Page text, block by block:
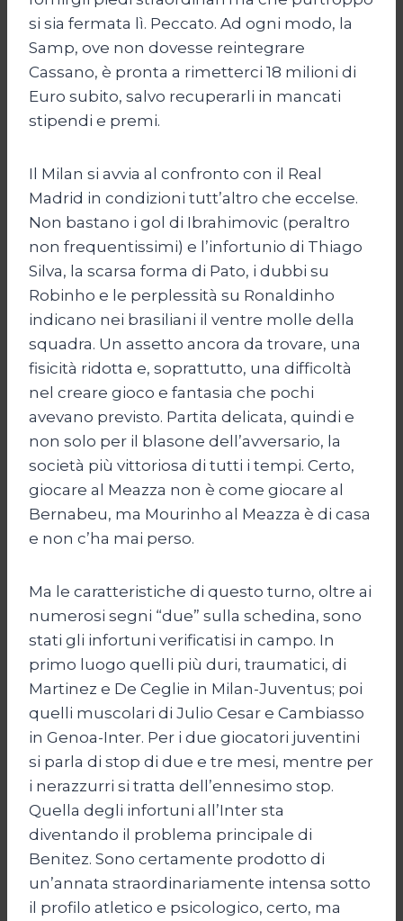
si sia fermata lì. Peccato. Ad ogni modo, la
Samp, ove non dovesse reintegrare
Cassano, è pronta a rimetterci 18 milioni di
Euro subito, salvo recuperarli in mancati
stipendi e premi.
Il Milan si avvia al confronto con il Real
Madrid in condizioni tutt’altro che eccelse.
Non bastano i gol di Ibrahimovic (peraltro
non frequentissimi) e l’infortunio di Thiago
Silva, la scarsa forma di Pato, i dubbi su
Robinho e le perplessità su Ronaldinho
indicano nei brasiliani il ventre molle della
squadra. Un assetto ancora da trovare, una
fisicità ridotta e, soprattutto, una difficoltà
nel creare gioco e fantasia che pochi
avevano previsto. Partita delicata, quindi e
non solo per il blasone dell’avversario, la
società più vittoriosa di tutti i tempi. Certo,
giocare al Meazza non è come giocare al
Bernabeu, ma Mourinho al Meazza è di casa
e non c’ha mai perso.
Ma le caratteristiche di questo turno, oltre ai
numerosi segni “due” sulla schedina, sono
stati gli infortuni verificatisi in campo. In
primo luogo quelli più duri, traumatici, di
Martinez e De Ceglie in Milan-Juventus; poi
quelli muscolari di Julio Cesar e Cambiasso
in Genoa-Inter. Per i due giocatori juventini
si parla di stop di due e tre mesi, mentre per
i nerazzurri si tratta dell’ennesimo stop.
Quella degli infortuni all’Inter sta
diventando il problema principale di
Benitez. Sono certamente prodotto di
un’annata straordinariamente intensa sotto
il profilo atletico e psicologico, certo, ma